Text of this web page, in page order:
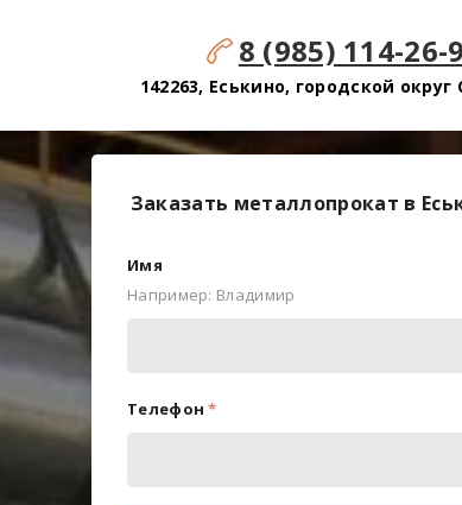
8 (985) 114-26-
142263, Еськино, городской округ
Заказать металлопрокат в
Имя
Например: Владимир
Телефон *